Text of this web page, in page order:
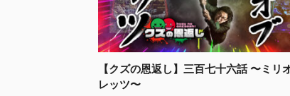
【クズの恩返し】三百七十六話 〜ミリ
レッツ〜